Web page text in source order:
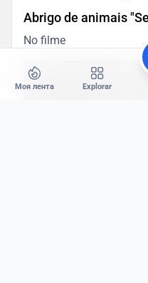
Abrigo de animais
No filme
Моя лента Explorar